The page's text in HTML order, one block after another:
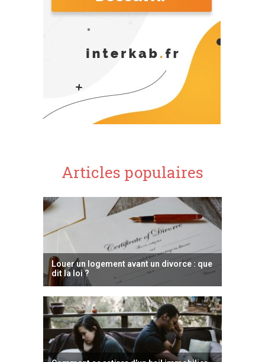
Articles populaires